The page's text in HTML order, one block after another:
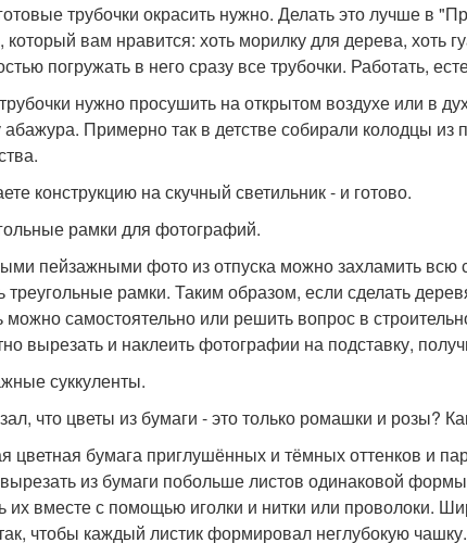
трубочки окрасить нужно. Делать это лучше в
который вам нравится: хоть морилку для дерева, хоть
погружать в него сразу все трубочки. Работать,
нужно просушить на открытом воздухе или в
абажура. Примерно так в детстве собирали колодцы из
конструкцию на скучный светильник - и готово.
рамки для фотографий.
пейзажными фото из отпуска можно захламить всю
треугольные рамки. Таким образом, если сделать
можно самостоятельно или решить вопрос в
вырезать и наклеить фотографии на подставку,
суккуленты.
что цветы из бумаги - это только ромашки и розы?
цветная бумага приглушённых и тёмных оттенков и
из бумаги побольше листов одинаковой
их вместе с помощью иголки и нитки или проволоки.
чтобы каждый листик формировал неглубокую